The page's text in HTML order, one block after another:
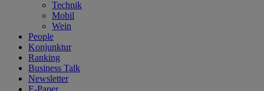
Technik
Mobil
Wein
People
Konjunktur
Ranking
Business Talk
Newsletter
E-Paper